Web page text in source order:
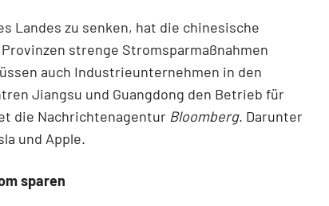
Landes zu senken, hat die chinesische
strenge Stromsparmaßnahmen
auch Industrieunternehmen in den
Jiangsu und Guangdong den Betrieb für
die Nachrichtenagentur Bloomberg. Darunter
und Apple.
sparen